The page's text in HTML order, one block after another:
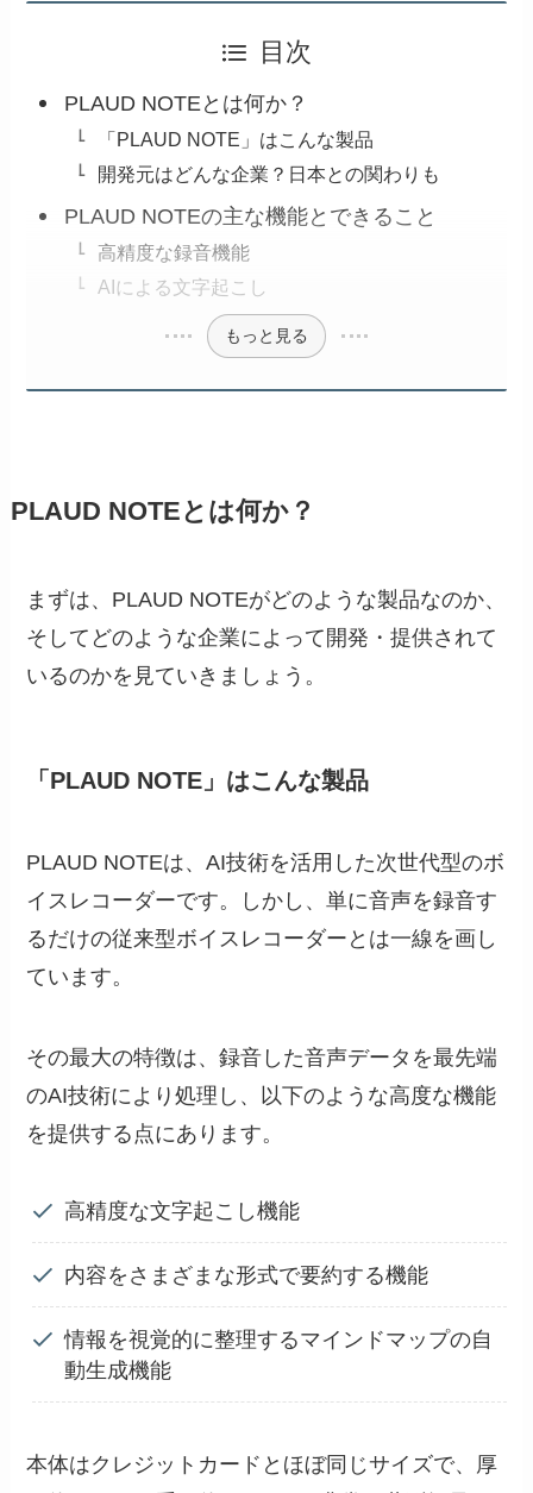
目次
PLAUD NOTEとは何か？
「PLAUD NOTE」はこんな製品
開発元はどんな企業？日本との関わりも
PLAUD NOTEの主な機能とできること
高精度な録音機能
AIによる文字起こし
もっと見る
PLAUD NOTEとは何か？
まずは、PLAUD NOTEがどのような製品なのか、
そしてどのような企業によって開発・提供されて
いるのかを見ていきましょう。
「PLAUD NOTE」はこんな製品
PLAUD NOTEは、AI技術を活用した次世代型のボ
イスレコーダーです。しかし、単に音声を録音す
るだけの従来型ボイスレコーダーとは一線を画し
ています。
その最大の特徴は、録音した音声データを最先端
のAI技術により処理し、以下のような高度な機能
を提供する点にあります。
高精度な文字起こし機能
内容をさまざまな形式で要約する機能
情報を視覚的に整理するマインドマップの自
動生成機能
本体はクレジットカードとほぼ同じサイズで、厚